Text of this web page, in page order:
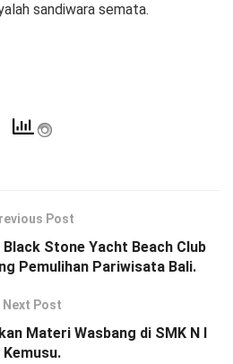
sandiwara semata.
Post
Stone Yacht Beach Club
Pemulihan Pariwisata Bali.
Next Post
Materi Wasbang di SMK N I
Kemusu.